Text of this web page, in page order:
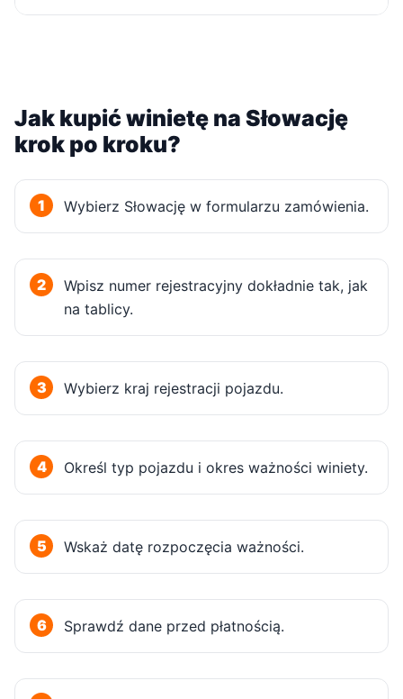
Drogi płatne na Słowacji objęte e-winietą i ich
Jak kupić winietę na Słowację
krok po kroku?
Wybierz Słowację w formularzu zamówienia.
Wpisz numer rejestracyjny dokładnie tak, jak
na tablicy.
Wybierz kraj rejestracji pojazdu.
Określ typ pojazdu i okres ważności winiety.
Wskaż datę rozpoczęcia ważności.
Sprawdź dane przed płatnością.